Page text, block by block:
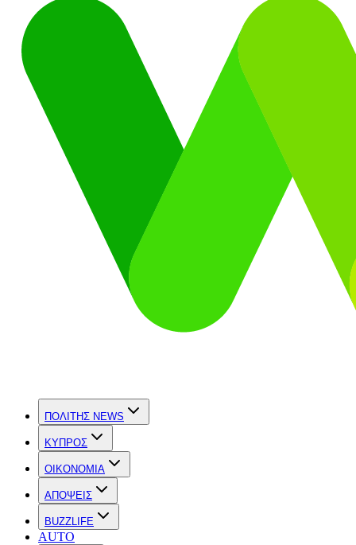
ΠΟΛΙΤΗΣ NEWS
ΚΥΠΡΟΣ
OIKONOMIA
ΑΠΟΨΕΙΣ
BUZZLIFE
AUTO